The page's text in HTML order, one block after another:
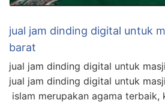
jual jam dinding digital untuk
barat
jual jam dinding digital untuk
jual jam dinding digital untuk
islam merupakan agama terbaik,